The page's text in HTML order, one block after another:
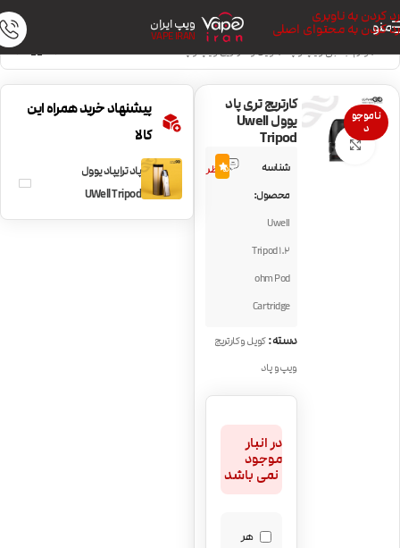
رد کردن به ناوبری
رد کردن به محتوای اصلی
منو ویپ ایران
VAPE IRAN
خانه/لوازم جانبی ویپ و پاد/کویل و کارتریج ویپ و پاد
ناموجو
د
بزرگنمایی تصویر
کارتریج تری پاد
یوول Uwell
Tripod
شناسه
محصول:
Uwell
Tripod 1.2
ohm Pod
Cartridge
2
نظر5.0
دسته:کویل و کارتریج
ویپ و پاد
در انبار
موجود
نمی باشد
هر
پیشنهاد خرید همراه این
کالا
پاد ترایپاد یوول
UWell Tripod